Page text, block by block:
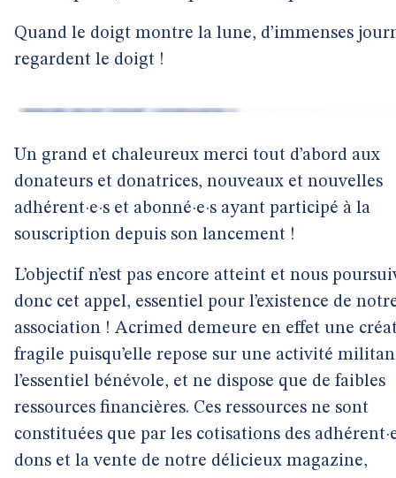
Quand le doigt montre la lune, d’immenses
regardent le doigt !
Un grand et chaleureux merci tout d’abord aux
donateurs et donatrices, nouveaux et nouvelles
adhérent·e·s et abonné·e·s ayant participé à la
souscription depuis son lancement !
L’objectif n’est pas encore atteint et nous
donc cet appel, essentiel pour l’existence de
association ! Acrimed demeure en effet une
fragile puisqu’elle repose sur une activité
l’essentiel bénévole, et ne dispose que de faibles
ressources financières. Ces ressources ne sont
constituées que par les cotisations des
dons et la vente de notre délicieux magazine,